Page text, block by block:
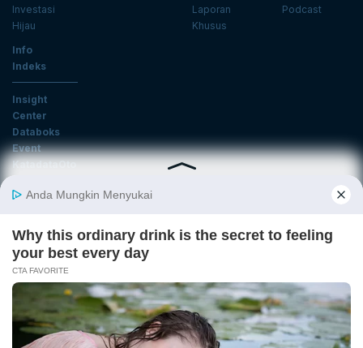
Investasi
Hijau
Laporan
Khusus
Podcast
Info
Indeks
Insight
Center
Databoks
Event
KatadataOto
Email
Daftar